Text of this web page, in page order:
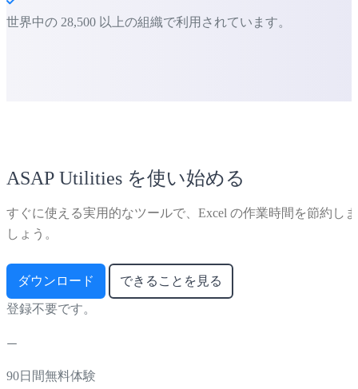
世界中の 28,500 以上の組織で利用されています。
ASAP Utilities を使い始める
すぐに使える実用的なツールで、Excel の作業時間を節約しま
しょう。
ダウンロード できることを見る
登録不要です。
90日間無料体験